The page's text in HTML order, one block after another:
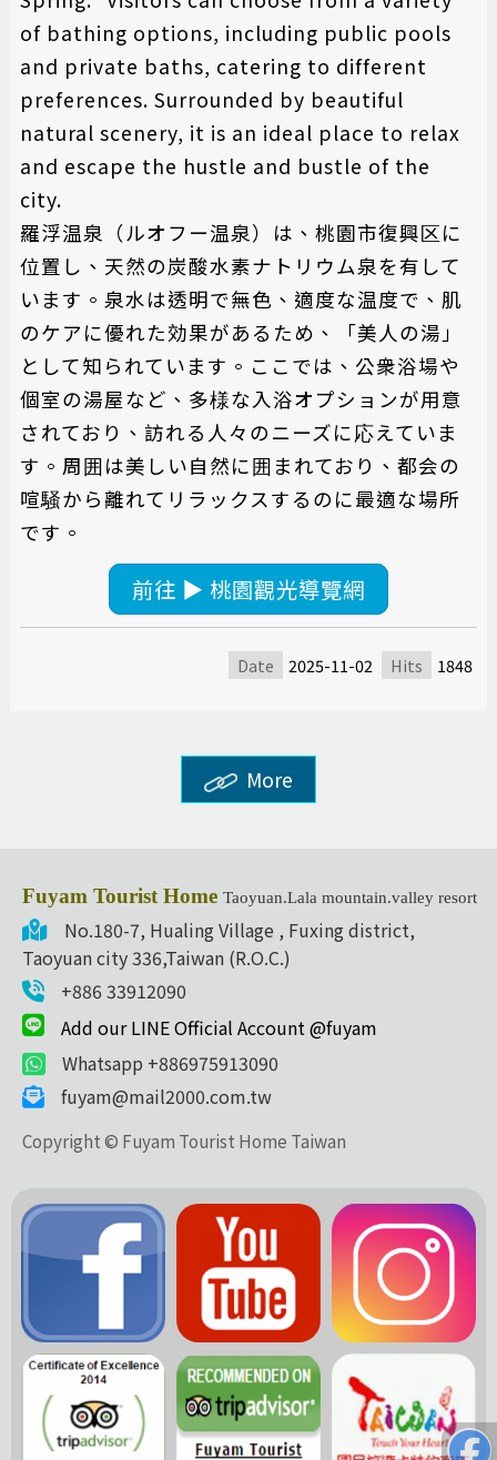
of bathing options, including public pools
and private baths, catering to different
preferences. Surrounded by beautiful
natural scenery, it is an ideal place to relax
and escape the hustle and bustle of the
city.
羅浮温泉（ルオフー温泉）は、桃園市復興区に
位置し、天然の炭酸水素ナトリウム泉を有して
います。泉水は透明で無色、適度な温度で、肌
のケアに優れた効果があるため、「美人の湯」
として知られています。ここでは、公衆浴場や
個室の湯屋など、多様な入浴オプションが用意
されており、訪れる人々のニーズに応えていま
す。周囲は美しい自然に囲まれており、都会の
喧騒から離れてリラックスするのに最適な場所
です。
前往 ▶ 桃園觀光導覽網
Date 2025-11-02 Hits 1848
More
Fuyam Tourist Home Taoyuan.Lala mountain.valley resort
No.180-7, Hualing Village , Fuxing district,
Taoyuan city 336,Taiwan (R.O.C.)
+886 33912090
Add our LINE Official Account @fuyam
Whatsapp +886975913090
fuyam@mail2000.com.tw
Copyright © Fuyam Tourist Home Taiwan